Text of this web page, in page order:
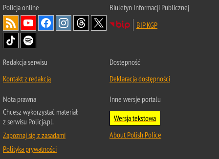
Policjaonline
Biuletyn Informacji Publicznej
BIP KGP
Redakcja serwisu
Kontakt z redakcją
Dostępność
Deklaracja dostępności
Nota prawna
Chcesz wykorzystać materiał
z serwisu Policja.pl.
Zapoznaj się z zasadami
Polityka prywatności
Inne wersje portalu
Wersja tekstowa
About Polish Police